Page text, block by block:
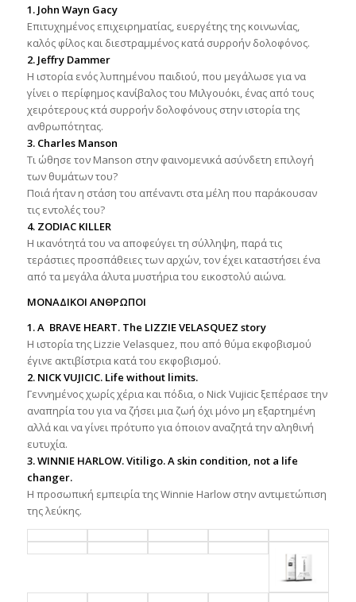
1. John Wayn Gacy
Eπιτυχημένος επιχειρηματίας, ευεργέτης της κοινωνίας,
καλός φίλος και διεστραμμένος κατά συρροήν δολοφόνος.
2. Jeffry Dammer
H ιστορία ενός λυπημένου παιδιού, που μεγάλωσε για να
γίνει ο περίφημος κανίβαλος του Mιλγουόκι, ένας από τους
χειρότερους κτά συρροήν δολοφόνους στην ιστορία της
ανθρωπότητας.
3. Charles Manson
Tι ώθησε τον Manson στην φαινομενικά ασύνδετη επιλογή
των θυμάτων του?
Ποιά ήταν η στάση του απέναντι στα μέλη που παράκουσαν
τις εντολές του?
4. ZODIAC KILLER
H ικανότητά του να αποφεύγει τη σύλληψη, παρά τις
τεράστιες προσπάθειες των αρχών, τον έχει καταστήσει ένα
από τα μεγάλα άλυτα μυστήρια του εικοστολύ αιώνα.
ΜΟΝΑΔΙΚΟΙ ΑΝΘΡΩΠΟΙ
1. Α ΒRAVE HEART. The LIZZIE VELASQUEZ story
Η ιστορία της Lizzie Velasquez, που από θύμα εκφοβισμού
έγινε ακτιβίστρια κατά του εκφοβισμού.
2. NICK VUJICIC. Life without limits.
Γεννημένος χωρίς χέρια και πόδια, ο Nick Vujicic ξεπέρασε την
αναπηρία του για να ζήσει μια ζωή όχι μόνο μη εξαρτημένη
αλλά και να γίνει πρότυπο για όποιον αναζητά την αληθινή
ευτυχία.
3. WINNIE HARLOW. Vitiligo. A skin condition, not a life
changer.
H προσωπική εμπειρία της Winnie Harlow στην αντιμετώπιση
της λεύκης.